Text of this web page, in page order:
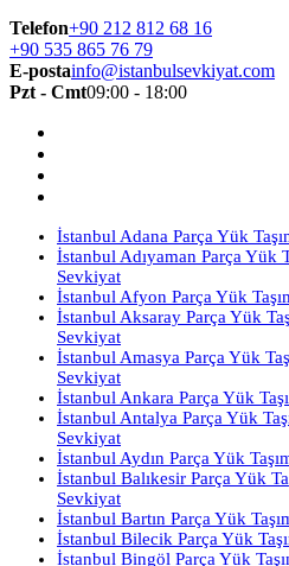
Telefon+90 212 812 68 16
+90 535 865 76 79
E-postainfo@istanbulsevkiyat.com
Pzt - Cmt09:00 - 18:00
İstanbul Adana Parça Yük
İstanbul Adıyaman Parça Yük
Sevkiyat
İstanbul Afyon Parça Yük
İstanbul Aksaray Parça Yük
Sevkiyat
İstanbul Amasya Parça Yük
Sevkiyat
İstanbul Ankara Parça Yük
İstanbul Antalya Parça Yük
Sevkiyat
İstanbul Aydın Parça Yük
İstanbul Balıkesir Parça Yük
Sevkiyat
İstanbul Bartın Parça Yük
İstanbul Bilecik Parça Yük
İstanbul Bingöl Parça Yük